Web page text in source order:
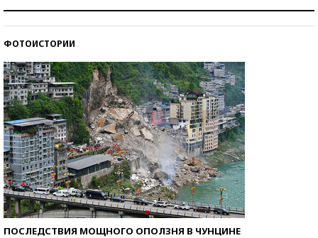
ФОТОИСТОРИИ
ПОСЛЕДСТВИЯ МОЩНОГО ОПОЛЗНЯ В ЧУНЦИНЕ